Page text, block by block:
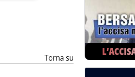
Torna su